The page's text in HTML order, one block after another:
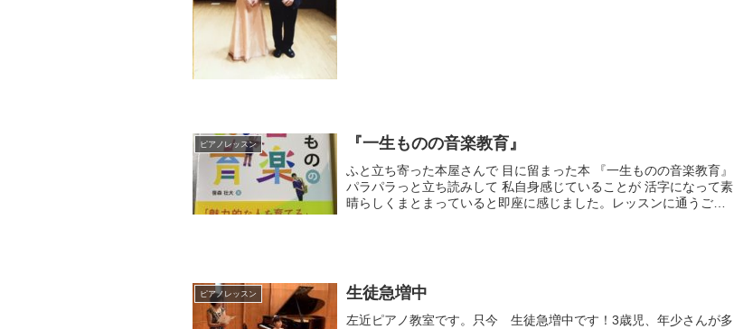
ピアノレッスン 『一生ものの音楽教育』
ふと立ち寄った本屋さんで 目に留まった本 『一生ものの音楽教育』
パラパラっと立ち読みして 私自身感じていることが 活字になって素
晴らしくまとまっていると即座に感じました。レッスンに通うご父
ピアノレッスン 生徒急増中
左近ピアノ教室です。只今 生徒急増中です！3歳児、年少さんが多